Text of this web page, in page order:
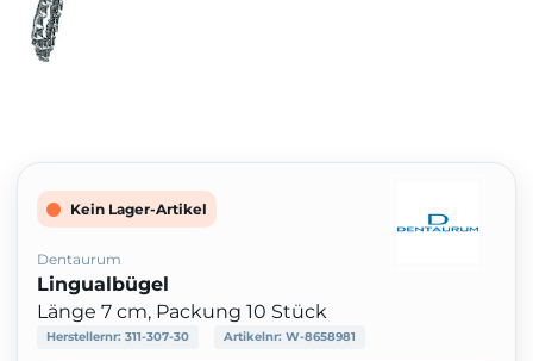
Kein Lager-Artikel
Dentaurum
Lingualbügel
Länge 7 cm, Packung 10 Stück
Herstellernr: 311-307-30 Artikelnr: W-8658981